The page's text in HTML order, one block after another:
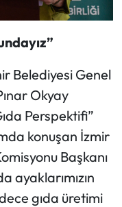
Belediyesi Genel
Okyay
Perspektifi”
konuşan İzmir
Başkanı
ayaklarımızın
gıda üretimi